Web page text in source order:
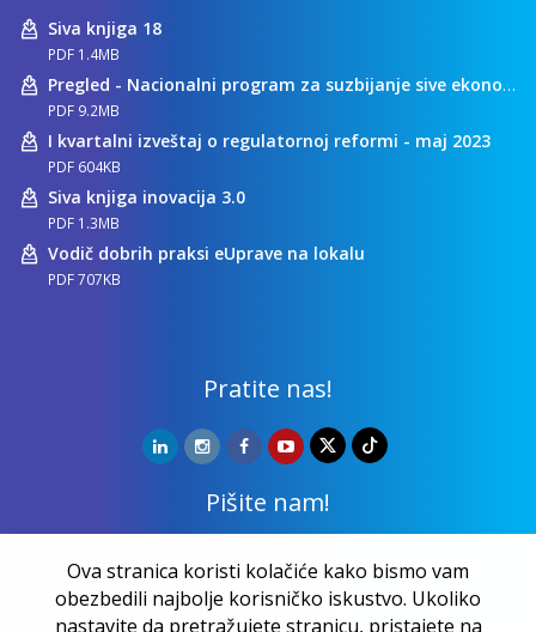
Siva knjiga 18
PDF 1.4MB
Pregled - Nacionalni program za suzbijanje sive ekonomije
PDF 9.2MB
I kvartalni izveštaj o regulatornoj reformi - maj 2023
PDF 604KB
Siva knjiga inovacija 3.0
PDF 1.3MB
Vodič dobrih praksi eUprave na lokalu
PDF 707KB
Pratite nas!
Pišite nam!
Kontakt
Ova stranica koristi kolačiće kako bismo vam
obezbedili najbolje korisničko iskustvo. Ukoliko
nastavite da pretražujete stranicu, pristajete na